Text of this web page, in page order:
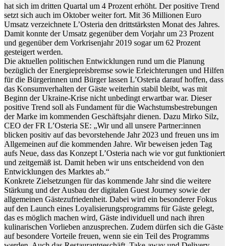
hat sich im dritten Quartal um 4 Prozent erhöht. Der positive Trend
setzt sich auch im Oktober weiter fort. Mit 36 Millionen Euro
Umsatz verzeichnete L’Osteria den drittstärksten Monat des Jahres.
Damit konnte der Umsatz gegenüber dem Vorjahr um 23 Prozent
und gegenüber dem Vorkrisenjahr 2019 sogar um 62 Prozent
gesteigert werden.
Die aktuellen politischen Entwicklungen rund um die Planung
bezüglich der Energiepreisbremse sowie Erleichterungen und Hilfen
für die Bürgerinnen und Bürger lassen L’Osteria darauf hoffen, dass
das Konsumverhalten der Gäste weiterhin stabil bleibt, was mit
Beginn der Ukraine-Krise nicht unbedingt erwartbar war. Dieser
positive Trend soll als Fundament für die Wachstumsbestrebungen
der Marke im kommenden Geschäftsjahr dienen. Dazu Mirko Silz,
CEO der FR L’Osteria SE: „Wir und all unsere Partner:innen
blicken positiv auf das bevorstehende Jahr 2023 und freuen uns im
Allgemeinen auf die kommenden Jahre. Wir beweisen jeden Tag
aufs Neue, dass das Konzept L’Osteria nach wie vor gut funktioniert
und zeitgemäß ist. Damit heben wir uns entscheidend von den
Entwicklungen des Marktes ab.“
Konkrete Zielsetzungen für das kommende Jahr sind die weitere
Stärkung und der Ausbau der digitalen Guest Journey sowie der
allgemeinen Gästezufriedenheit. Dabei wird ein besonderer Fokus
auf den Launch eines Loyalisierungsprogramms für Gäste gelegt,
das es möglich machen wird, Gäste individuell und nach ihren
kulinarischen Vorlieben anzusprechen. Zudem dürfen sich die Gäste
auf besondere Vorteile freuen, wenn sie ein Teil des Programms